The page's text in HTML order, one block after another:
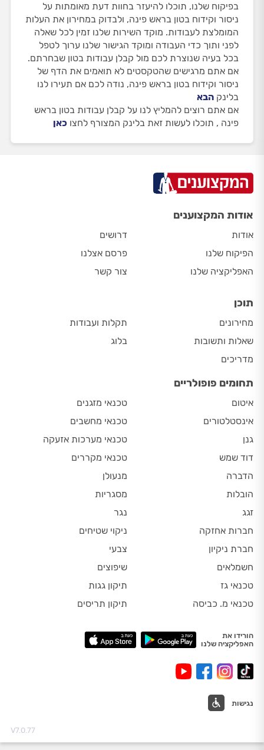
בפיקוח שלנו, תוכלו להיעזר בחוות דעת מאומתות על
ניסור וקידוח בטון בראש פינה, ולבדוק במחירון את העלות
המומלצת לעבודות. מוקד השירות שלנו זמין לכל שאלה
לפני ותוך כדי העבודה ומוקד הגישור שלנו ערוך לטפל
בכל בעיה שנוצרת לכם מול קבלן עבודות בטון שבחרתם.
אם אתם מרגישים שהטקסטים לא תואמים את הדף של
ניסור וקידוח בטון בראש פינה, נודה לכם אם תעירו לנו
בלינק הבא
אם אתם רוצים להמליץ לנו על קבלן עבודות בטון בראש
פינה , תוכלו לעשות זאת בלינק המצורף לחצו כאן
אודות המקצוענים
אודות
הפיקוח שלנו
האפליקציה שלנו
דרושים
פרסם אצלנו
צור קשר
תוכן
מחירונים
שאלות ותשובות
מדריכים
תקלות ועבודות
בלוג
תחומים פופולריים
איטום
אינסטלטורים
גנן
דוד שמש
הדברה
הובלות
זגג
חברות אחזקה
חברת ניקיון
חשמלאים
טכנאי גז
טכנאי מ. כביסה
טכנאי מזגנים
טכנאי מחשבים
טכנאי מערכות אזעקה
טכנאי מקררים
מנעולן
מסגריות
נגר
ניקוי שטיחים
צבעי
שיפוצים
תיקון גגות
תיקון תריסים
הורידו את
האפליקציה שלנו
נגישות
V7.0.77